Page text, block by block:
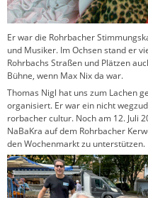
Er war die Rohrbacher
und Musiker. Im Ochsen stand er
Rohrbachs Straßen und Plätzen
Bühne, wenn Max Nix da war.
Thomas Nigl hat uns zum Lachen
organisiert. Er war ein nicht
rorbacher cultur. Noch am 12. Juli
NaBaKra auf dem Rohrbacher
den Wochenmarkt zu unterstützen.